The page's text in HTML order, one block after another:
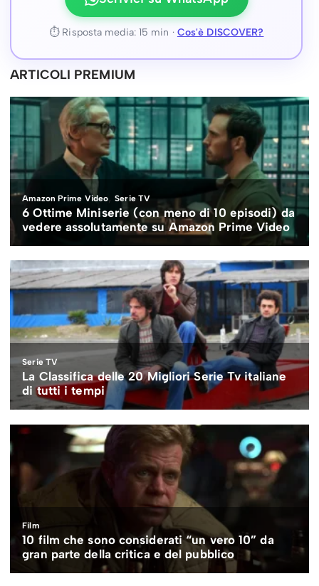
⏱ Risposta media: 15 min · Cos'è DISCOVER?
ARTICOLI PREMIUM